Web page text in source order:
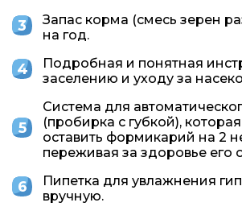
Запас корма (смесь зерен
на год.
Подробная и понятная
заселению и уходу за
Система для
(пробирка с губкой),
оставить формикарий на 2
переживая за здоровье его
Пипетка для увлажнения
вручную.